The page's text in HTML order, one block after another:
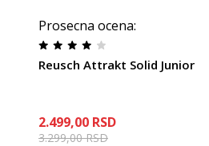
Prosecna ocena:
Reusch Attrakt Solid Junior
2.499,00 RSD
3.299,00RSD